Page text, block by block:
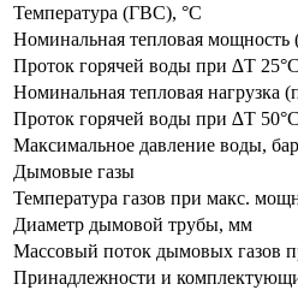
Температура (ГВС), °C
Номинальная тепловая мощность
Проток горячей воды при ∆Т
Номинальная тепловая нагрузка
Проток горячей воды при ∆Т
Максимальное давление воды, бар
Дымовые газы
Температура газов при макс.
Диаметр дымовой трубы, мм
Массовый поток дымовых газов
Принадлежности и